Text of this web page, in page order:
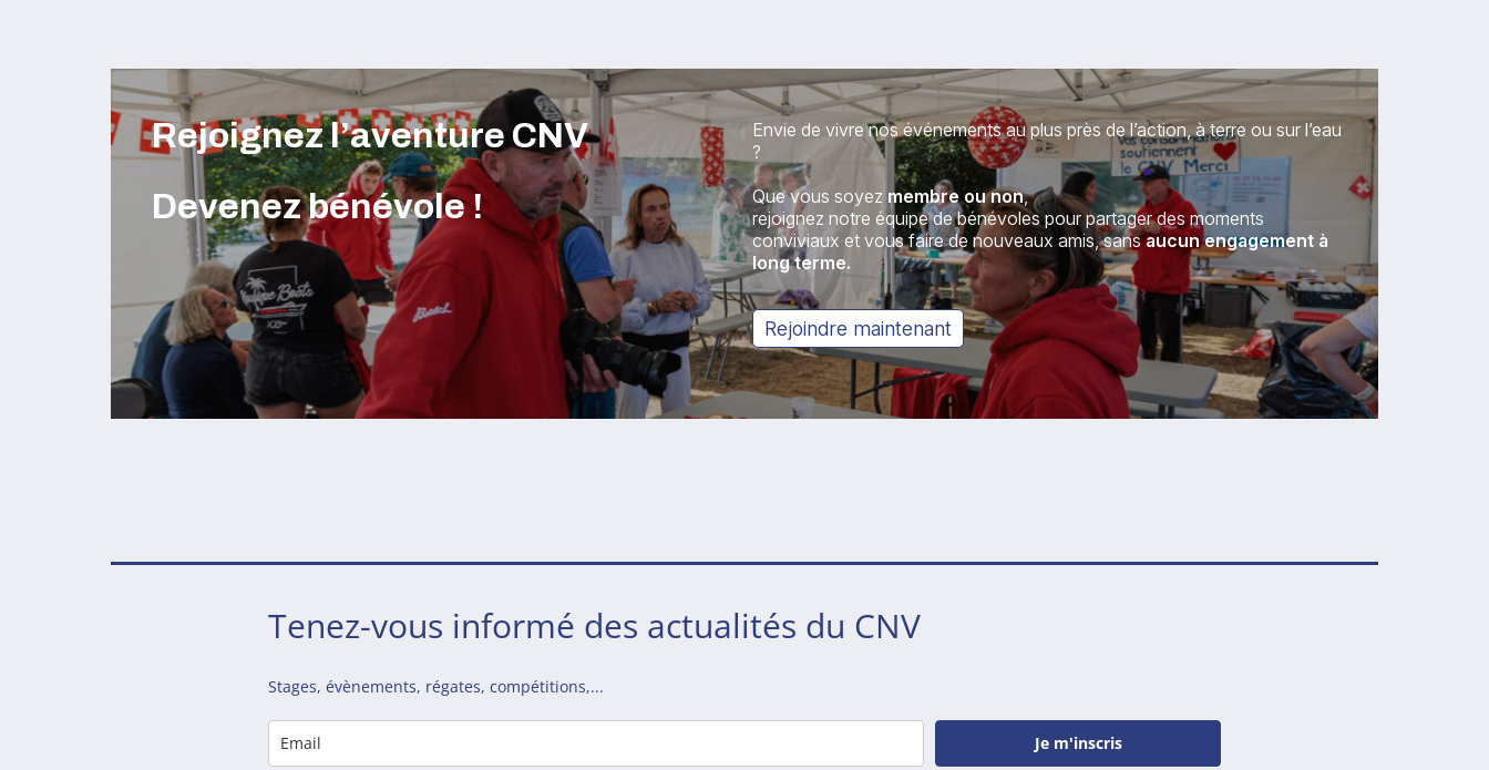
Rejoignez l’aventure CNV
Devenez bénévole !
Envie de vivre nos événements au plus près de l’action, à terre ou sur l’eau
?
Que vous soyez membre ou non,
rejoignez notre équipe de bénévoles pour partager des moments
conviviaux et vous faire de nouveaux amis, sansaucun engagement à
long terme.
Rejoindre maintenant
Tenez-vous informé des actualités du CNV
Stages, évènements, régates, compétitions,...
Je m'inscris